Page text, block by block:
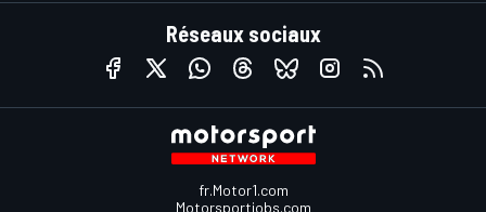
Réseaux sociaux
fr.Motor1.com
Motorsportjobs.com